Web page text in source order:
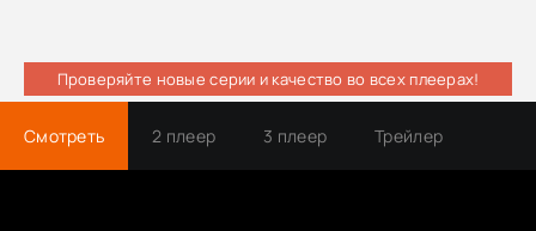
Проверяйте новые серии и качество во всех плеерах!
Смотреть 2 плеер 3 плеер Трейлер